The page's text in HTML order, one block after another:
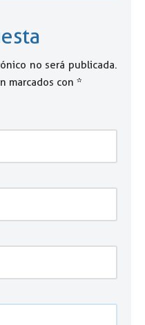
no será publicada.
marcados con *